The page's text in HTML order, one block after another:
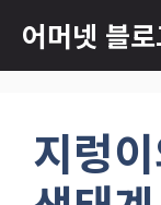
츠
어머넷 블
지렁